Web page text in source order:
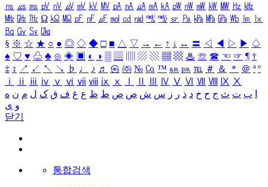
㎱ ㎲ ㎳ ㎴ ㎵ ㎶ ㎷ ㎸ ㎹ ㎀ ㎁ ㎂ ㎃ ㎄ ㎺ ㎻ ㎽ ㎾ ㎿ ㎐ ㎑
㎒ ㎓ ㎔ Ω ㏀ ㏁ ㎊ ㎋ ㎌ ㏖ ㏅ ㎭ ㎮ ㎯ ㏛ ㎩ ㎪ ㎫ ㎬ ㏝ ㏐
㏓
㏃ ㏉ ㏜ ㏆
§ ※ ☆ ★ ○ ● ◎ ◇ ◆ □ ■ △ ▽ → ← ↑ ↓ ↔ 〓 ◁ ◀ ▷ ▶ ♤
♠ ♡ ♥ ♧ ♣ ⊙ ◈ ▣ ◐ ◑ ▒ ▤ ▨ ▧ ▦ ▩ ♨ ☏ ☎ ☜ ☞ ¶ †
‡ ↕ ↗ ↙ ↖ ↘ ♭ ♩ ♪ ♬ ㉿ ㈜ № ㏇ ™ ㏂ ㏘ ℡ ＃ ＆ ＊ ＠ ª º
ⅰ
ⅱ ⅲ ⅳ ⅴ ⅵ ⅶ ⅷ ⅸ ⅹ Ⅳ Ⅴ Ⅵ Ⅶ Ⅷ Ⅸ Ⅹ
ب ت ث ج ح خ د ذ ر ز س ش ص ض ط ظ ع غ ف ق ک ل م ن ه
و ی
닫기
통합검색